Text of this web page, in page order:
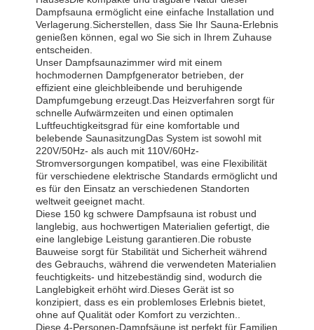
Dampfsauna ermöglicht eine einfache Installation und
Verlagerung.Sicherstellen, dass Sie Ihr Sauna-Erlebnis
genießen können, egal wo Sie sich in Ihrem Zuhause
entscheiden.
Unser Dampfsaunazimmer wird mit einem
hochmodernen Dampfgenerator betrieben, der
effizient eine gleichbleibende und beruhigende
Dampfumgebung erzeugt.Das Heizverfahren sorgt für
schnelle Aufwärmzeiten und einen optimalen
Luftfeuchtigkeitsgrad für eine komfortable und
belebende SaunasitzungDas System ist sowohl mit
220V/50Hz- als auch mit 110V/60Hz-
Stromversorgungen kompatibel, was eine Flexibilität
für verschiedene elektrische Standards ermöglicht und
es für den Einsatz an verschiedenen Standorten
weltweit geeignet macht.
Diese 150 kg schwere Dampfsauna ist robust und
langlebig, aus hochwertigen Materialien gefertigt, die
eine langlebige Leistung garantieren.Die robuste
Bauweise sorgt für Stabilität und Sicherheit während
des Gebrauchs, während die verwendeten Materialien
feuchtigkeits- und hitzebeständig sind, wodurch die
Langlebigkeit erhöht wird.Dieses Gerät ist so
konzipiert, dass es ein problemloses Erlebnis bietet,
ohne auf Qualität oder Komfort zu verzichten..
Diese 4-Personen-Dampfsäune ist perfekt für Familien